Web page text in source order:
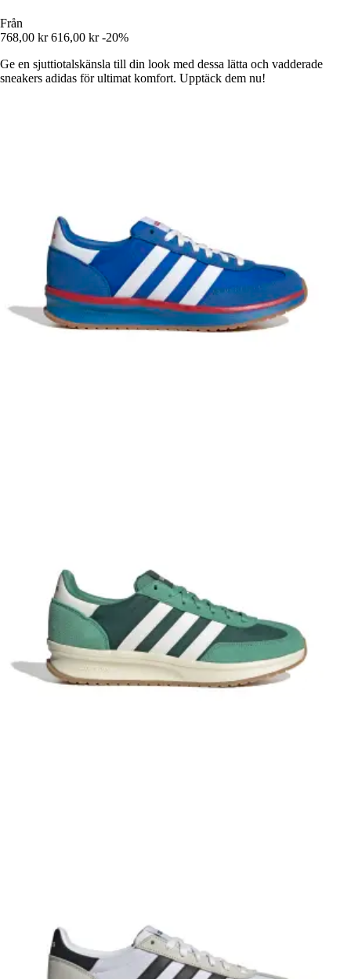
Från
768,00 kr 616,00 kr -20%
Ge en sjuttiotalskänsla till din look med dessa lätta och vadderade
sneakers adidas för ultimat komfort. Upptäck dem nu!